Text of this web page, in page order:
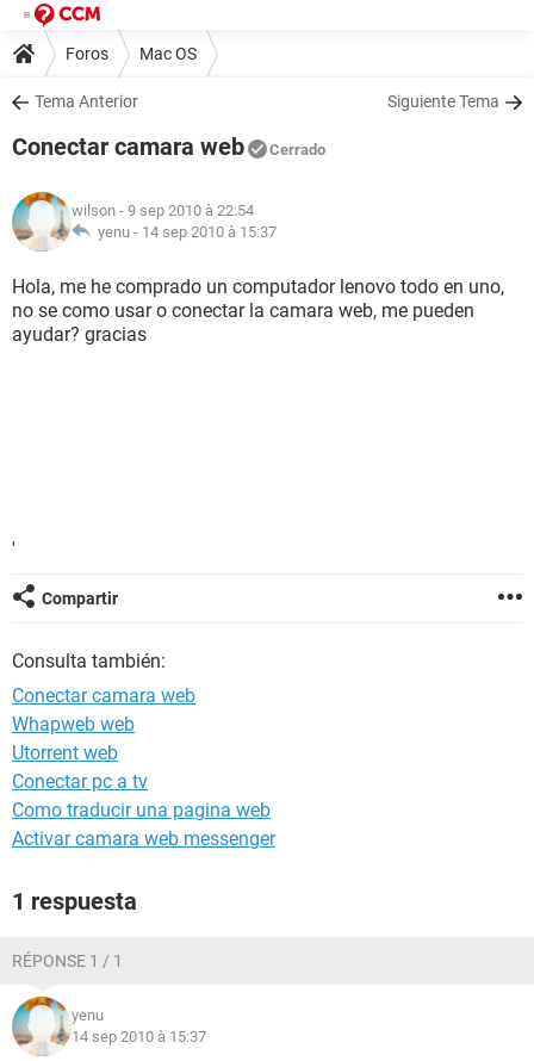
Foros Mac OS
Tema Anterior Siguiente Tema
Conectar camara web Cerrado
wilson - 9 sep 2010 à 22:54
yenu - 14 sep 2010 à 15:37
Hola, me he comprado un computador lenovo todo en uno,
no se como usar o conectar la camara web, me pueden
ayudar? gracias
'
Compartir
Consulta también:
Conectar camara web
Whapweb web
Utorrent web
Conectar pc a tv
Como traducir una pagina web
Activar camara web messenger
1 respuesta
RÉPONSE 1 / 1
yenu
14 sep 2010 à 15:37